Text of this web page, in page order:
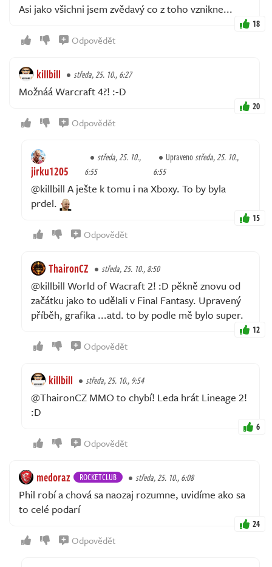
Asi jako všichni jsem zvědavý co z toho vznikne...
18
Odpovědět
killbill středa, 25. 10., 6:27
Možnáá Warcraft 4?! :-D
20
Odpovědět
jirku1205
středa, 25. 10.,
6:55
Upravenostředa, 25. 10.,
6:55
@killbill A ješte k tomu i na Xboxy. To by byla
prdel.
15
Odpovědět
ThaironCZ středa, 25. 10., 8:50
@killbill World of Wacraft 2! :D pěkně znovu od
začátku jako to udělali v Final Fantasy. Upravený
příběh, grafika ...atd. to by podle mě bylo super.
12
Odpovědět
killbill středa, 25. 10., 9:54
@ThaironCZ MMO to chybí! Leda hrát Lineage 2!
:D
6
Odpovědět
medoraz ROCKETCLUB středa, 25. 10., 6:08
Phil robí a chová sa naozaj rozumne, uvidíme ako sa
to celé podarí
24
Odpovědět